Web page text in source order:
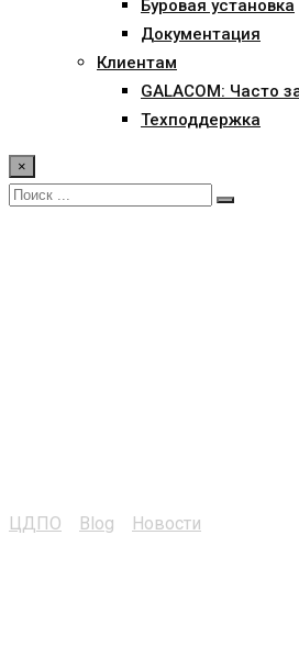
Буровая установка
Документация
Клиентам
GALACOM: Часто
Техподдержка
×
ЦДПО Blog Новости